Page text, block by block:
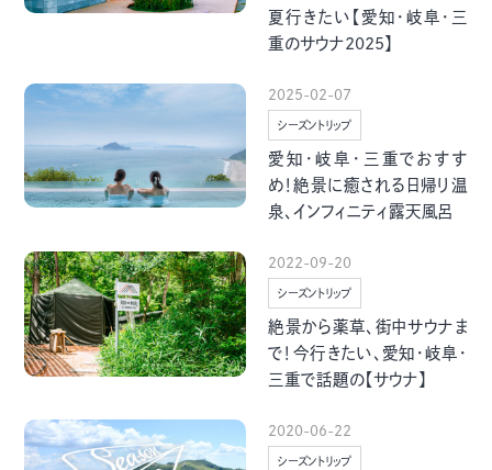
体験
イベント
夏行きたい【愛知・岐阜・三
重のサウナ2025】
2025-02-07
シーズントリップ
愛知・岐阜・三重でおすす
め！絶景に癒される日帰り温
泉、インフィニティ露天風呂
2022-09-20
シーズントリップ
絶景から薬草、街中サウナま
で！今行きたい、愛知・岐阜・
三重で話題の【サウナ】
2020-06-22
シーズントリップ